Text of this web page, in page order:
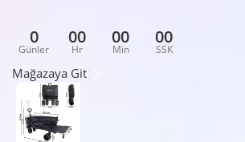
0
Günler
00
Hr
00
Min
00
SSK
Mağazaya Git